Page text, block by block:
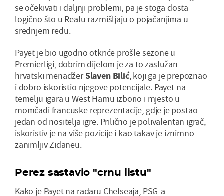
se očekivati i daljnji problemi, pa je stoga dosta
logično što u Realu razmišljaju o pojačanjima u
srednjem redu.
Payet je bio ugodno otkriće prošle sezone u
Premierligi, dobrim dijelom je za to zaslužan
hrvatski menadžerSlaven Bilić, koji ga je prepoznao
i dobro iskoristio njegove potencijale. Payet na
temelju igara u West Hamu izborio i mjesto u
momčadi francuske reprezentacije, gdje je postao
jedan od nositelja igre. Prilično je polivalentan igrač,
iskoristiv je na više pozicije i kao takav je iznimno
zanimljiv Zidaneu.
Perez sastavio "crnu listu"
Kako je Payet na radaru Chelseaja, PSG-a